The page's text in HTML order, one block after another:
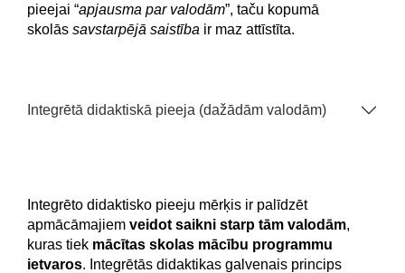
pieejai “apjausma par valodām”, taču kopumā
skolās savstarpējā saistība ir maz attīstīta.
Integrētā didaktiskā pieeja (dažādām valodām)
Integrēto didaktisko pieeju mērķis ir palīdzēt
apmācāmajiem veidot saikni starp tām valodām,
kuras tiek mācītas skolas mācību programmu
ietvaros. Integrētās didaktikas galvenais princips